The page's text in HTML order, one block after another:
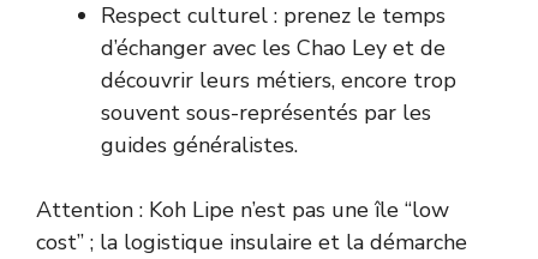
Respect culturel : prenez le temps
d’échanger avec les Chao Ley et de
découvrir leurs métiers, encore trop
souvent sous-représentés par les
guides généralistes.
Attention : Koh Lipe n’est pas une île “low
cost” ; la logistique insulaire et la démarche